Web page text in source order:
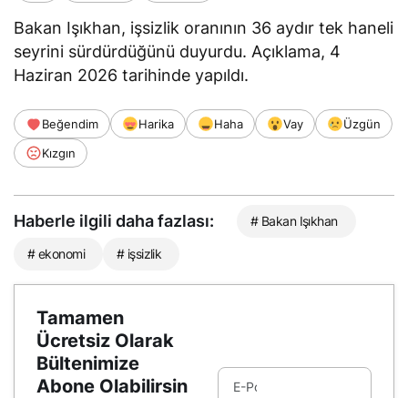
Bakan Işıkhan, işsizlik oranının 36 aydır tek haneli
seyrini sürdürdüğünü duyurdu. Açıklama, 4
Haziran 2026 tarihinde yapıldı.
Beğendim Harika Haha Vay
Üzgün
Kızgın
Haberle ilgili daha fazlası: # Bakan Işıkhan
# ekonomi # işsizlik
Tamamen
Ücretsiz Olarak
Bültenimize
Abone Olabilirsin